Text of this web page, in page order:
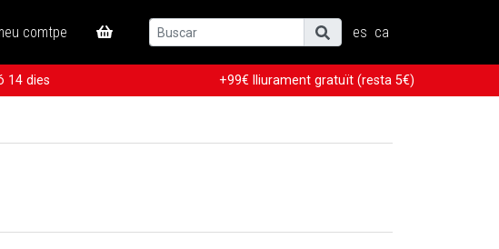
comtpe es ca
14 dies +99€ lliurament gratuït (resta 5€)